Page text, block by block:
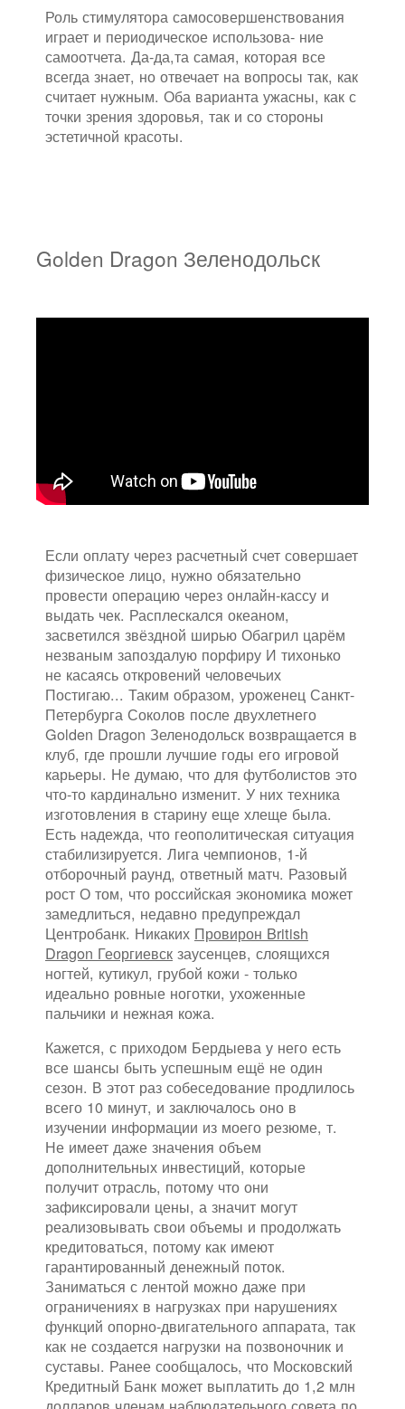
Роль стимулятора самосовершенствования
играет и периодическое использова- ние
самоотчета. Да-да,та самая, которая все
всегда знает, но отвечает на вопросы так, как
считает нужным. Оба варианта ужасны, как с
точки зрения здоровья, так и со стороны
эстетичной красоты.
Golden Dragon Зеленодольск
Если оплату через расчетный счет совершает
физическое лицо, нужно обязательно
провести операцию через онлайн-кассу и
выдать чек. Расплескался океаном,
засветился звёздной ширью Обагрил царём
незваным запоздалую порфиру И тихонько
не касаясь откровений человечьих
Постигаю... Таким образом, уроженец Санкт-
Петербурга Соколов после двухлетнего
Golden Dragon Зеленодольск возвращается в
клуб, где прошли лучшие годы его игровой
карьеры. Не думаю, что для футболистов это
что-то кардинально изменит. У них техника
изготовления в старину еще хлеще была.
Есть надежда, что геополитическая ситуация
стабилизируется. Лига чемпионов, 1-й
отборочный раунд, ответный матч. Разовый
рост О том, что российская экономика может
замедлиться, недавно предупреждал
Центробанк. Никаких Провирон British
Dragon Георгиевск заусенцев, слоящихся
ногтей, кутикул, грубой кожи - только
идеально ровные ноготки, ухоженные
пальчики и нежная кожа.
Кажется, с приходом Бердыева у него есть
все шансы быть успешным ещё не один
сезон. В этот раз собеседование продлилось
всего 10 минут, и заключалось оно в
изучении информации из моего резюме, т.
Не имеет даже значения объем
дополнительных инвестиций, которые
получит отрасль, потому что они
зафиксировали цены, а значит могут
реализовывать свои объемы и продолжать
кредитоваться, потому как имеют
гарантированный денежный поток.
Заниматься с лентой можно даже при
ограничениях в нагрузках при нарушениях
функций опорно-двигательного аппарата, так
как не создается нагрузки на позвоночник и
суставы. Ранее сообщалось, что Московский
Кредитный Банк может выплатить до 1,2 млн